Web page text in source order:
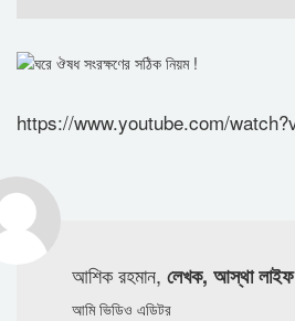
https://www.youtube.com/
আশিক রহমান, লেখক, আস্থা লাইফ
আমি ভিডিও এডিটর